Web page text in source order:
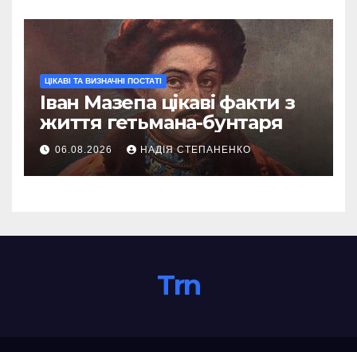
ЦІКАВІ ТА ВИЗНАЧНІ ПОСТАТІ
Іван Мазепа цікаві факти з
життя гетьмана-бунтаря
06.08.2026 НАДІЯ СТЕПАНЕНКО
Trn